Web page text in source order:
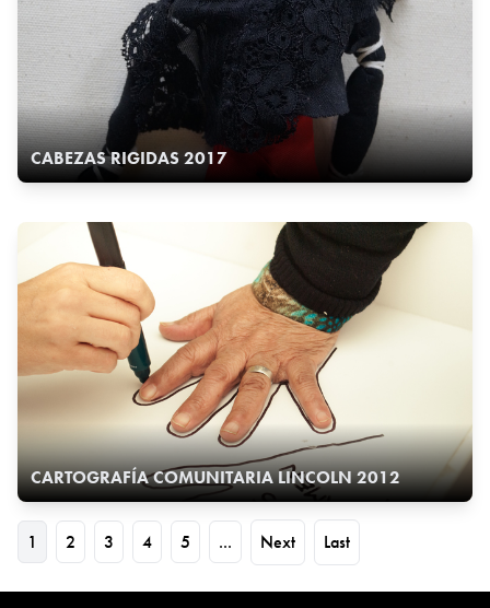
CABEZAS RIGIDAS 2017
CARTOGRAFÍA COMUNITARIA LINCOLN 2012
1 2 3 4 5 ... Next Last